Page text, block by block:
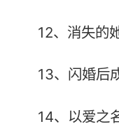
12、消失的
13、闪婚后
14、以爱之